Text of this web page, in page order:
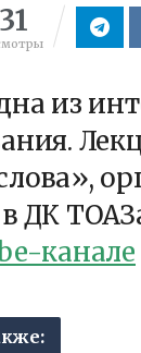
из
ДК
канале